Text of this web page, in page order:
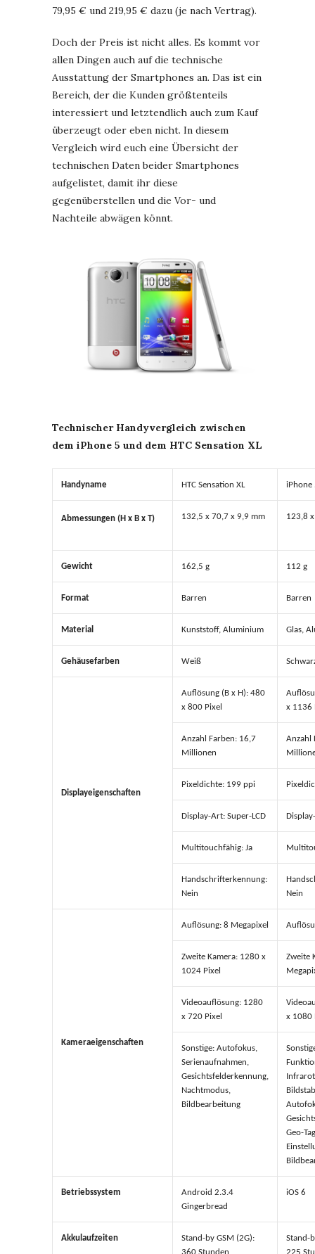
79,95 € und 219,95 € dazu (je nach Vertrag).
Doch der Preis ist nicht alles. Es kommt vor
allen Dingen auch auf die technische
Ausstattung der Smartphones an. Das ist ein
Bereich, der die Kunden größtenteils
interessiert und letztendlich auch zum Kauf
überzeugt oder eben nicht. In diesem
Vergleich wird euch eine Übersicht der
technischen Daten beider Smartphones
aufgelistet, damit ihr diese
gegenüberstellen und die Vor- und
Nachteile abwägen könnt.
Technischer Handyvergleich zwischen
dem iPhone 5 und dem HTC Sensation XL
Handyname HTC Sensation XL iPhone
Abmessungen (H x B x T) 132,5 x 70,7 x 9,9 mm 123,8
Gewicht 162,5 g 112 g
Format Barren Barren
Material Kunststoff, Aluminium Glas,
Gehäusefarben Weiß
Displayeigenschaften
Auflösung (B x H): 480
x 800 Pixel
x 1136
Anzahl Farben: 16,7
Millionen
Anzahl
Pixeldichte: 199 ppi
Display-Art: Super-LCD
Multitouchfähig: Ja
Handschrifterkennung:
Nein
Nein
Kameraeigenschaften
Auflösung: 8 Megapixel
Zweite Kamera: 1280 x
1024 Pixel
Zweite
Videoauflösung: 1280
x 720 Pixel
x 1080
Sonstige: Autofokus,
Serienaufnahmen,
Gesichtsfelderkennung,
Nachtmodus,
Bildbearbeitung
Geo-
Betriebssystem
Android 2.3.4
Gingerbread
iOS 6
Akkulaufzeiten
Stand-by GSM (2G):
360 Stunden
Stand-
225